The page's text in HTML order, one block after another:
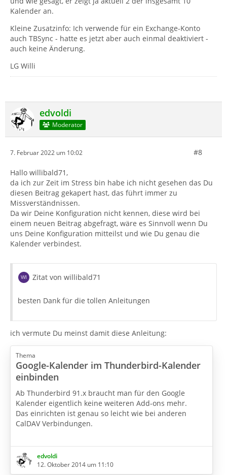
Kalender an.
Kleine Zusatzinfo: Ich verwende für ein Exchange-Konto
auch TBSync - hatte es jetzt aber auch einmal deaktiviert -
auch keine Änderung.
LG Willi
edvoldi
Moderator
7. Februar 2022 um 10:02 #8
Hallo willibald71,
da ich zur Zeit im Stress bin habe ich nicht gesehen das Du
diesen Beitrag gekapert hast, das führt immer zu
Missverständnissen.
Da wir Deine Konfiguration nicht kennen, diese wird bei
einem neuen Beitrag abgefragt, wäre es Sinnvoll wenn Du
uns Deine Konfiguration mitteilst und wie Du genau die
Kalender verbindest.
Zitat von willibald71
besten Dank für die tollen Anleitungen
ich vermute Du meinst damit diese Anleitung:
Thema
Google-Kalender im Thunderbird-Kalender
einbinden
Ab Thunderbird 91.x braucht man für den Google
Kalender eigentlich keine weiteren Add-ons mehr.
Das einrichten ist genau so leicht wie bei anderen
CalDAV Verbindungen.
Einfach seine Google-Mail Adresse eingeben und dann
auf Kalender suchen klicken.
edvoldi
12. Oktober 2014 um 11:10